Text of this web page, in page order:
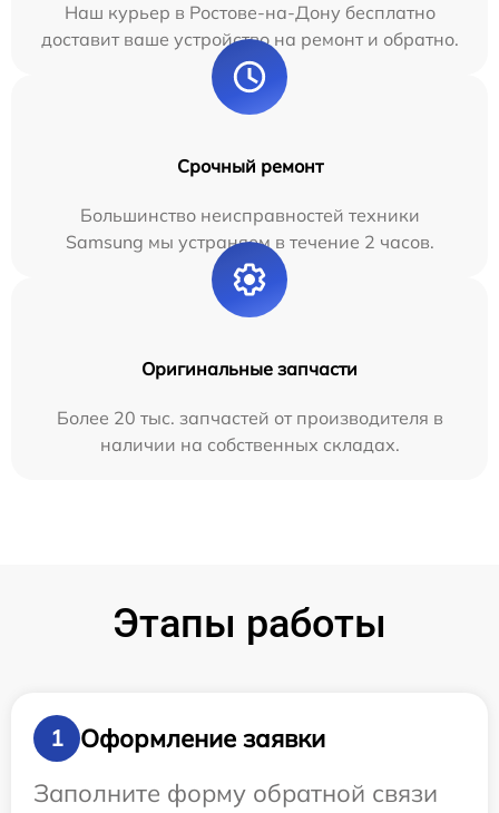
Наш курьер в Ростове-на-Дону бесплатно
доставит ваше устройство на ремонт и обратно.
Срочный ремонт
Большинство неисправностей техники
Samsung мы устраняем в течение 2 часов.
Оригинальные запчасти
Более 20 тыс. запчастей от производителя в
наличии на собственных складах.
Этапы работы
1
Оформление заявки
Заполните форму обратной связи